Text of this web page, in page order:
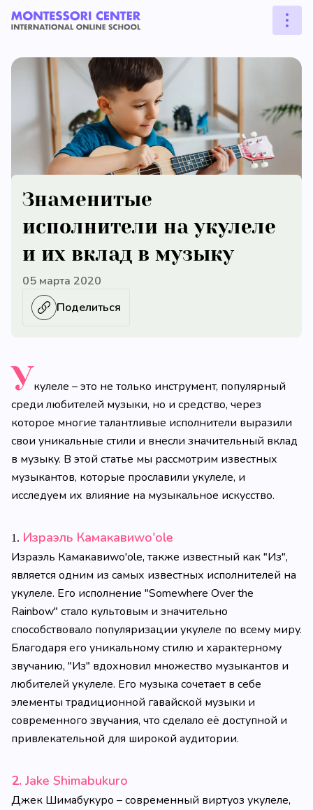
Знаменитые
исполнители на укулеле
и их вклад в музыку
05 марта 2020
Поделиться
Укулеле – это не только инструмент, популярный
среди любителей музыки, но и средство, через
которое многие талантливые исполнители выразили
свои уникальные стили и внесли значительный вклад
в музыку. В этой статье мы рассмотрим известных
музыкантов, которые прославили укулеле, и
исследуем их влияние на музыкальное искусство.
1. Израэль Камакавиwo'ole
Израэль Камакавиwo'ole, также известный как "Из",
является одним из самых известных исполнителей на
укулеле. Его исполнение "Somewhere Over the
Rainbow" стало культовым и значительно
способствовало популяризации укулеле по всему миру.
Благодаря его уникальному стилю и характерному
звучанию, "Из" вдохновил множество музыкантов и
любителей укулеле. Его музыка сочетает в себе
элементы традиционной гавайской музыки и
современного звучания, что сделало её доступной и
привлекательной для широкой аудитории.
2. Jake Shimabukuro
Джек Шимабукуро – современный виртуоз укулеле,